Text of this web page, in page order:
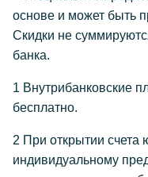
основе и может быть
Скидки не
банка.
1 Внутрибанковские
бесплатно.
2 При открытии счета
индивидуальному